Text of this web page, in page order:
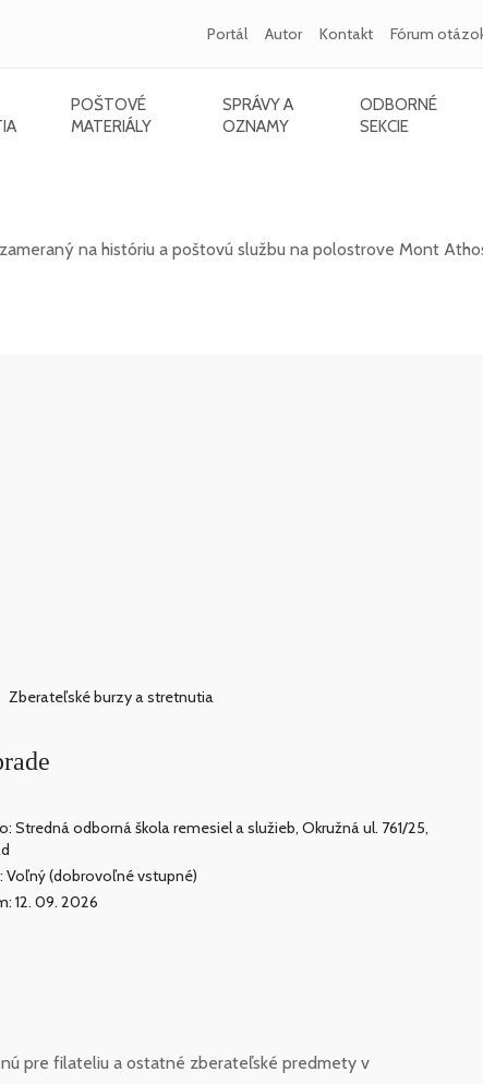
Portál Autor Kontakt Fórum
POŠTOVÉ
MATERIÁLY
SPRÁVY A
OZNAMY
ODBORNÉ
SEKCIE
na históriu a poštovú službu na polostrove Mont
Zberateľské burzy a stretnutia
Stredná odborná škola remesiel a služieb, Okružná ul. 761/25,
Voľný (dobrovoľné vstupné)
12. 09. 2026
pre filateliu a ostatné zberateľské predmety v